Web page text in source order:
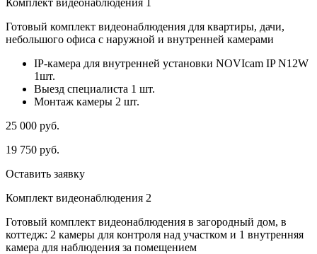
Комплект видеонаблюдения 1
Готовый комплект видеонаблюдения для квартиры, дачи,
небольшого офиса с наружной и внутренней камерами
IP-камера для внутренней установки NOVIcam IP N12W
1шт.
Выезд специалиста 1 шт.
Монтаж камеры 2 шт.
25 000 руб.
19 750 руб.
Оставить заявку
Комплект видеонаблюдения 2
Готовый комплект видеонаблюдения в загородный дом, в
коттедж: 2 камеры для контроля над участком и 1 внутренняя
камера для наблюдения за помещением